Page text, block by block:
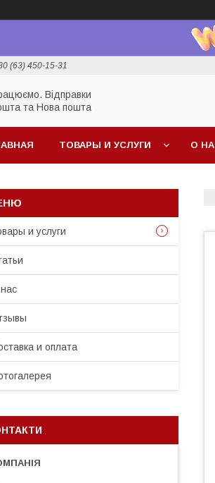
(63) 450-15-31
Відправки
та Нова пошта
ТОВАРЫ И УСЛУГИ О
и услуги
и оплата